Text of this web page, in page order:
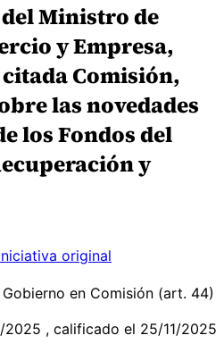
Ministro de
y Empresa,
Comisión,
las novedades
los Fondos del
y
original
en Comisión (art. 44)
2025 , calificado el 25/11/2025